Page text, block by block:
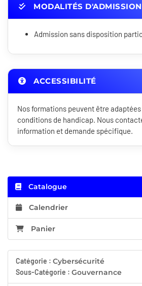
MODALITÉS D'ADMISSION
Admission sans disposition
ACCESSIBILITÉ
Nos formations peuvent être
conditions de handicap. Nous
information et demande spécifique.
Catalogue
Calendrier
Panier
Catégorie : Cybersécurité
Sous-Catégorie : Gouvernance